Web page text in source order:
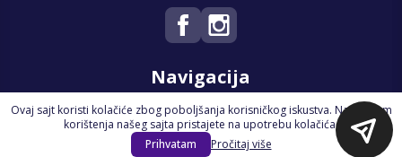
Navigacija
Početna
Na Akciji
Izdvajamo
Ovaj sajt koristi kolačiće zbog poboljšanja korisničkog iskustva. Nastavkom
korištenja našeg sajta pristajete na upotrebu kolačića.
Prihvatam
Pročitaj više